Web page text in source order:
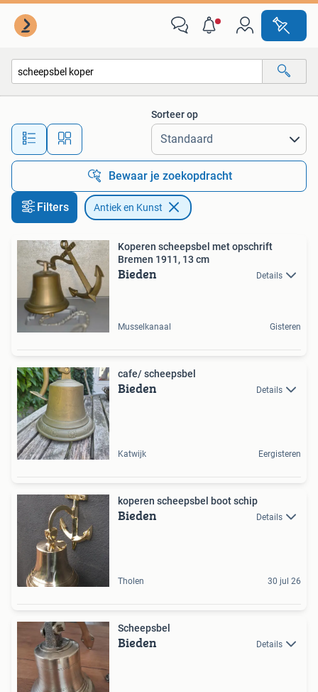
Alle afstanden…
Sorteer op
Bewaar je zoekopdracht
Filters Antiek en Kunst
Koperen scheepsbel met opschrift
Bremen 1911, 13 cm
Bieden Details
Musselkanaal Gisteren
cafe/ scheepsbel
Bieden Details
Katwijk Eergisteren
koperen scheepsbel boot schip
Bieden Details
Tholen 30 jul 26
Scheepsbel
Bieden Details